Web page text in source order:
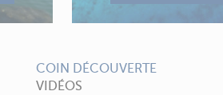
COIN DÉCOUVERTE
VIDÉOS